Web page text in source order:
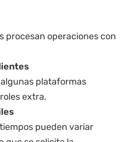
procesan operaciones con
plataformas
extra.
pueden variar